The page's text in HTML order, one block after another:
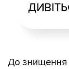
До знищення